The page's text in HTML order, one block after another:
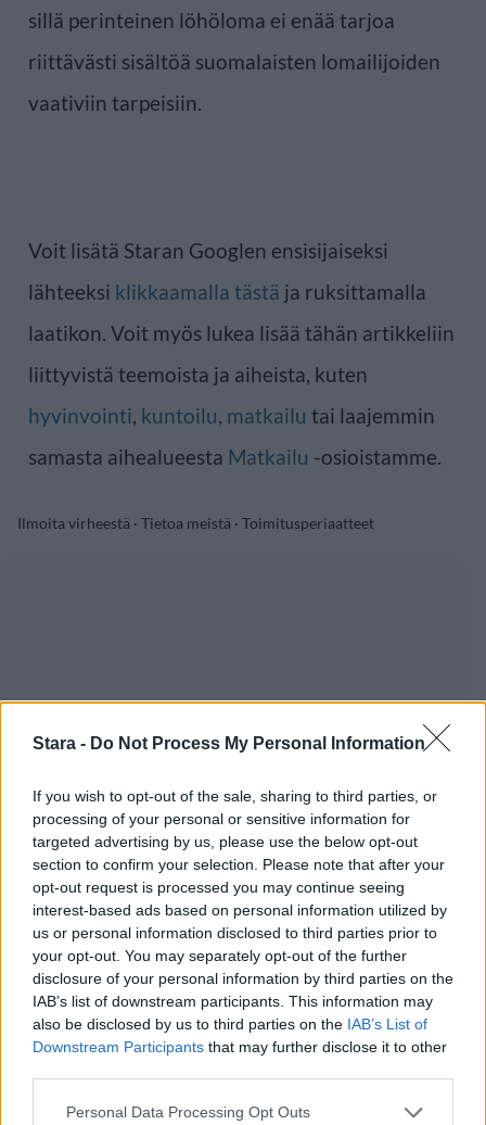
Stara - Do Not Process My Personal Information
If you wish to opt-out of the sale, sharing to third parties, or
processing of your personal or sensitive information for
targeted advertising by us, please use the below opt-out
section to confirm your selection. Please note that after your
opt-out request is processed you may continue seeing
interest-based ads based on personal information utilized by
us or personal information disclosed to third parties prior to
your opt-out. You may separately opt-out of the further
disclosure of your personal information by third parties on the
IAB’s list of downstream participants. This information may
also be disclosed by us to third parties on the IAB’s List of
Downstream Participants that may further disclose it to other
Personal Data Processing Opt Outs
sillä perinteinen löhöloma ei enää tarjoa
riittävästi sisältöä suomalaisten lomailijoiden
vaativiin tarpeisiin.
Voit lisätä Staran Googlen ensisijaiseksi
lähteeksi klikkaamalla tästä ja ruksittamalla
laatikon. Voit myös lukea lisää tähän artikkeliin
liittyvistä teemoista ja aiheista, kuten
hyvinvointi, kuntoilu, matkailu tai laajemmin
samasta aihealueesta Matkailu -osioistamme.
Ilmoita virheestä · Tietoa meistä · Toimitusperiaatteet